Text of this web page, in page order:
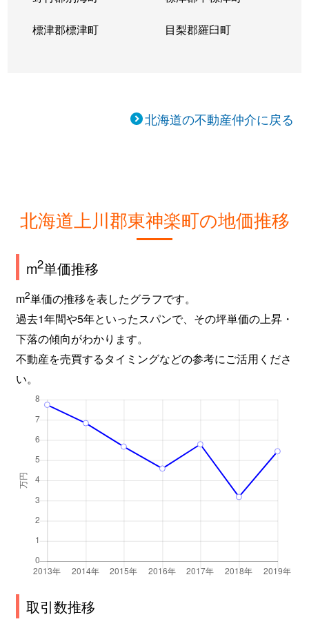
標津郡標津町 目梨郡羅臼町
北海道の不動産仲介に戻る
北海道上川郡東神楽町の地価推移
m2単価推移
m2単価の推移を表したグラフです。
過去1年間や5年といったスパンで、その坪単価の上昇・
下落の傾向がわかります。
不動産を売買するタイミングなどの参考にご活用くださ
い。
取引数推移